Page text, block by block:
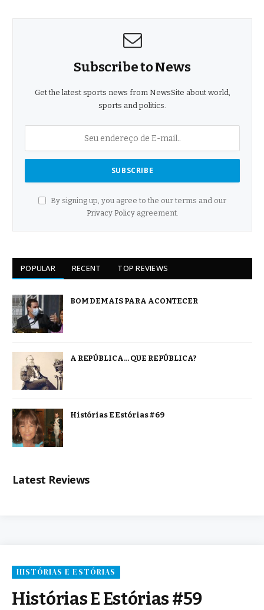
Subscribe to News
Get the latest sports news from NewsSite about world,
sports and politics.
By signing up, you agree to the our terms and our
Privacy Policyagreement.
POPULAR RECENT TOP REVIEWS
BOM DEMAIS PARA ACONTECER
A REPÚBLICA… QUE REPÚBLICA?
Histórias E Estórias #69
Latest Reviews
HISTÓRIAS E ESTÓRIAS
Histórias E Estórias #59